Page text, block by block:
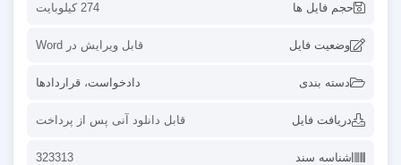
حجم فایل ها 274 کیلوبایت
وضعیت فایل قابل ویرایش در Word
دسته بندی دادخواست، قراردادها
دریافت فایل قابل دانلود آنی پس از پرداخت
شناسه سند 323313